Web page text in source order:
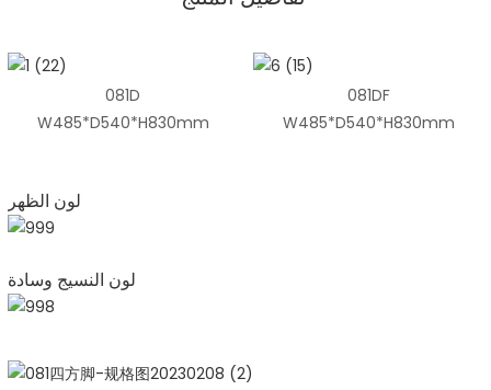
081D
W485*D540*H830mm
081DF
W485*D540*H830mm
لون الظهر
لون النسيج وسادة